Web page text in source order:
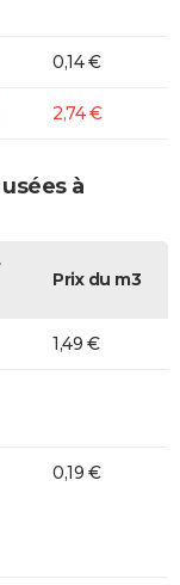
0,14 €
2,74 €
à
Prix du m3
1,49 €
0,19 €